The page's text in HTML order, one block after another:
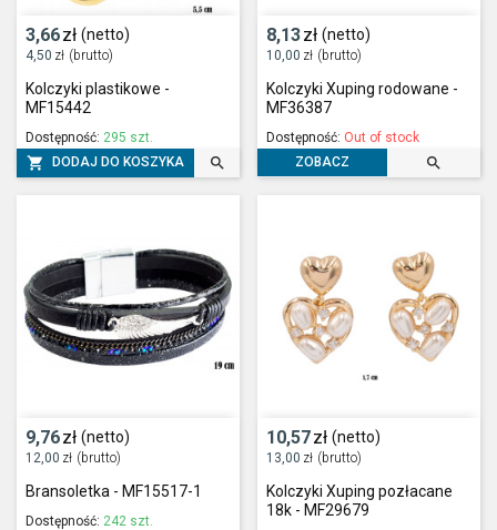
3,66zł (netto)
4,50 zł (brutto)
Kolczyki plastikowe -
MF15442
Dostępność: 295 szt.
 DODAJ DO KOSZYKA 
8,13zł (netto)
10,00 zł (brutto)
Kolczyki Xuping rodowane -
MF36387
Dostępność: Out of stock
ZOBACZ

9,76zł (netto)
12,00 zł (brutto)
Bransoletka - MF15517-1
Dostępność: 242 szt.
10,57zł (netto)
13,00 zł (brutto)
Kolczyki Xuping pozłacane
18k - MF29679